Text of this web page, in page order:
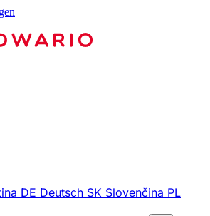
DE Deutsch SK Slovenčina PL